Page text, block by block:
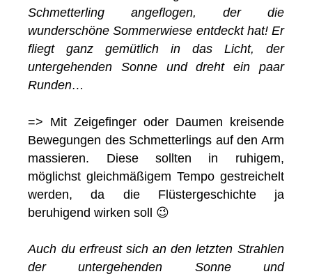
Schmetterling angeflogen, der die
wunderschöne Sommerwiese entdeckt hat! Er
fliegt ganz gemütlich in das Licht, der
untergehenden Sonne und dreht ein paar
Runden…
=> Mit Zeigefinger oder Daumen kreisende
Bewegungen des Schmetterlings auf den Arm
massieren. Diese sollten in ruhigem,
möglichst gleichmäßigem Tempo gestreichelt
werden, da die Flüstergeschichte ja
beruhigend wirken soll 😉
Auch du erfreust sich an den letzten Strahlen
der untergehenden Sonne und